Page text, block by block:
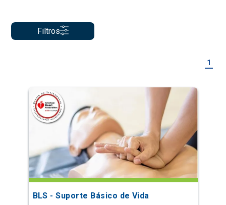
Filtros
1
BLS - Suporte Básico de Vida